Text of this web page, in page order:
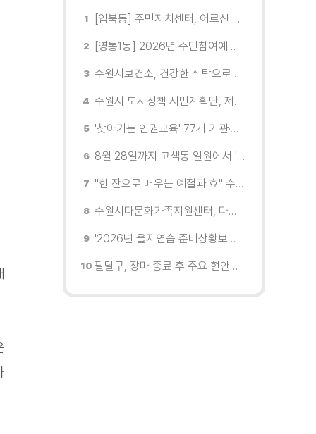
[입북동] 주민자치센터, 어르신 대상으로 '찾아가는 복지관' 운영
[영통1동] 2026년 주민참여예산 사업 '찾아가는 이야기 나눔' 프로그램 운영
수원시보건소, 건강한 식탁으로 어르신 건강 지킨다
수원시 도시정책 시민계획단, 제5회 운영위원회 개최
'찾아가는 인권교육' 77개 기관·단체 방문해 맞춤형 인권교육 진행
8월 28일까지 고색동 일원에서 '이동형 스마트 자원순환센터' 시범 운영
"한 잔으로 배우는 예절과 효" 수원 드림스타트, 아동 대상 전통문화 체험
수원시다문화가족지원센터, 다문화가족 자녀 여름캠프 '우리들의 여름 페이지' 운영
'2026년 을지연습 준비상황보고회' 열고 준비상항 점검
팔달구, 장마 종료 후 주요 현안지역 현장 점검 실시